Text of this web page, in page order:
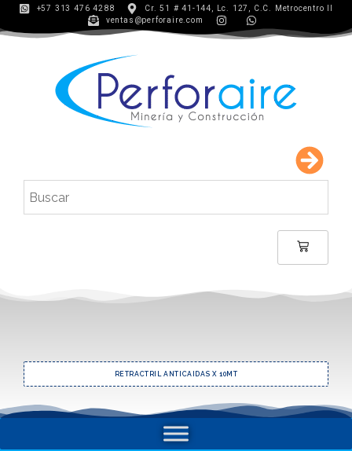
+57 313 476 4288
Cr. 51 # 41-144, Lc. 127, C.C. Metrocentro II
ventas@perforaire.com
RETRACTRIL ANTICAIDAS X 10MT